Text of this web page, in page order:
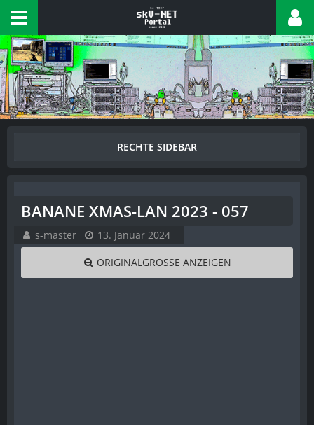
BANANE XMAS-LAN 2023 - 057
s-master 13. Januar 2024
ORIGINALGRÖSSE ANZEIGEN